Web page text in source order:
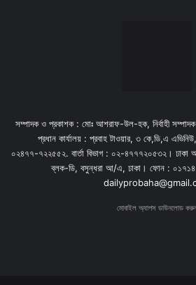
সম্পাদক ও প্রকাশক : মোঃ আশরাফ-উল-হক, নির্বাহী
প্রধান কার্যালয় : প্রবাহ টাওয়ার, ৩ কে,ডি,এ
০২৪৭৭-৭২২৫৫২. বার্তা বিভাগ : ০২-৪৭৭৭২০৫৩২।
ব্লক-ডি, বসুন্ধরা আ/এ, ঢাকা। ফোন :
মোবাইল অ্যাপস ডাউনলোড